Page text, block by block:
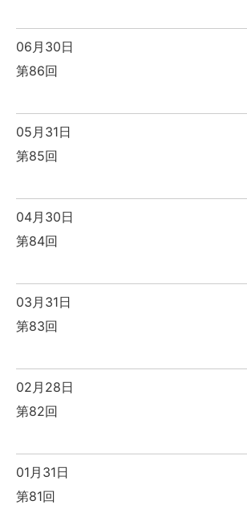
06月30日
第86回
05月31日
第85回
04月30日
第84回
03月31日
第83回
02月28日
第82回
01月31日
第81回